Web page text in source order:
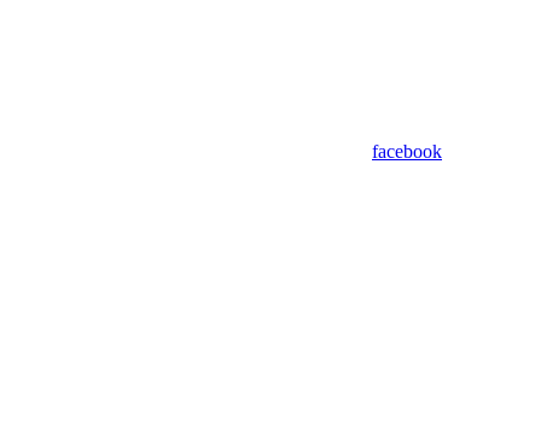
facebook